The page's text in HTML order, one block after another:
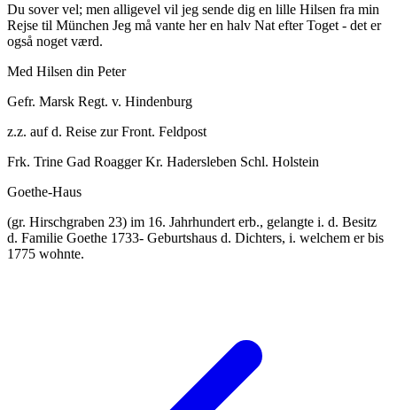
Du sover vel; men alligevel vil jeg sende dig en lille Hilsen fra min
Rejse til München Jeg må vante her en halv Nat efter Toget - det er
også noget værd.
Med Hilsen din Peter
Gefr. Marsk Regt. v. Hindenburg
z.z. auf d. Reise zur Front. Feldpost
Frk. Trine Gad Roagger Kr. Hadersleben Schl. Holstein
Goethe-Haus
(gr. Hirschgraben 23) im 16. Jahrhundert erb., gelangte i. d. Besitz
d. Familie Goethe 1733- Geburtshaus d. Dichters, i. welchem er bis
1775 wohnte.